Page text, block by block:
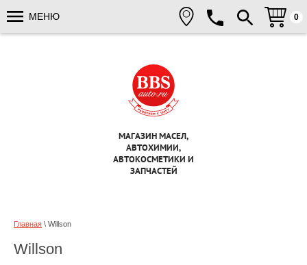
МЕНЮ 0
МАГАЗИН МАСЕЛ,
АВТОХИМИИ,
АВТОКОСМЕТИКИ И
ЗАПЧАСТЕЙ
Главная \ Willson
Willson